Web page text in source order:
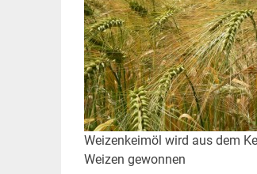
Weizenkeimöl wird aus dem
Weizen gewonnen